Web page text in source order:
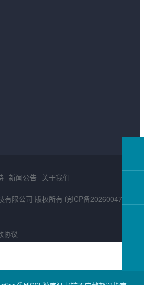
新闻公告 关于我们
有限公司 版权所有 皖ICP备2026004783
协议